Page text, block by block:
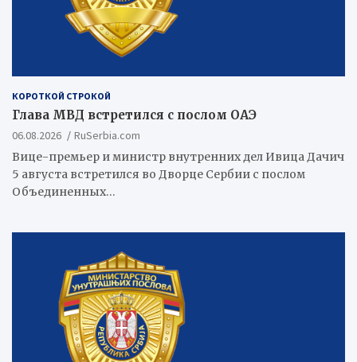
КОРОТКОЙ СТРОКОЙ
Глава МВД встретился с послом ОАЭ
06.08.2026
RuSerbia.com
Вице-премьер и министр внутренних дел Ивица Дачич
5 августа встретился во Дворце Сербии с послом
Объединенных…